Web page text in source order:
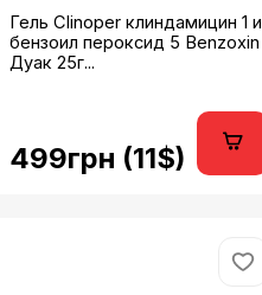
Гель Clinoper клиндамицин 1 и
бензоил пероксид 5 Benzoxin
Дуак 25г...
499грн (11$)